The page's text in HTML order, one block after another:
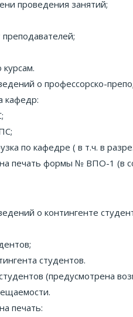
проведения занятий;
о профессорско-
кафедр:
по кафедре ( в т.ч. в
печать формы № ВПО-1 (в
о контингенте
студентов.
(предусмотрена
печать: